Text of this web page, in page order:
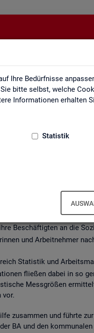
Ihre Bedürfnisse
bitte selbst, welche
Informationen erhalten
Statistik
Da­ten­quel­len
auf Ge­schäfts­da­ten
Be­schäf­tig­ten an die
und Ar­beit­neh­mer
Sta­tis­tik und
flie­ßen dabei in so
Mess­grö­ßen
vor.
zu­sam­men und führ­te
BA und den